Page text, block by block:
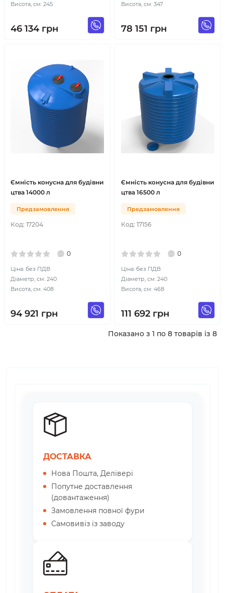
Висота, см: 245
46 134 грн
Висота, см: 347
78 151 грн
Ємність конусна для будівни
цтва 14000 л
Код: 17204
Предзамовлення
0
Ціна: без ПДВ
Діаметр, см: 240
Висота, см: 408
94 921 грн
Ємність конусна для будівни
цтва 16500 л
Код: 17156
Предзамовлення
0
Ціна: без ПДВ
Діаметр, см: 240
Висота, см: 468
111 692 грн
Показано з 1 по 8 товарів із 8
ДОСТАВКА
Нова Пошта, Делівері
Попутне доставлення
(довантаження)
Замовлення повної фури
Самовивіз із заводу